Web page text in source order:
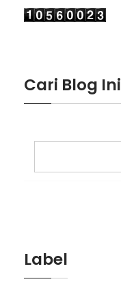
Cari Blog Ini
Label